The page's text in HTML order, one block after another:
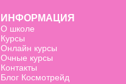
ИНФОРМАЦИЯ
О школе
Курсы
Онлайн курсы
Очные курсы
Контакты
Блог Космотрейд